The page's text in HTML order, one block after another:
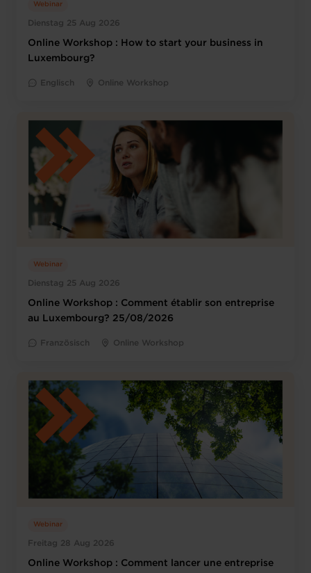
Dienstag 25 Aug 2026
Webinar
Online Workshop : How to start your business in
Luxembourg?
Englisch Online Workshop
Dienstag 25 Aug 2026
Webinar
Online Workshop : Comment établir son entreprise
au Luxembourg? 25/08/2026
Französisch Online Workshop
Freitag 28 Aug 2026
Webinar
Online Workshop : Comment lancer une entreprise